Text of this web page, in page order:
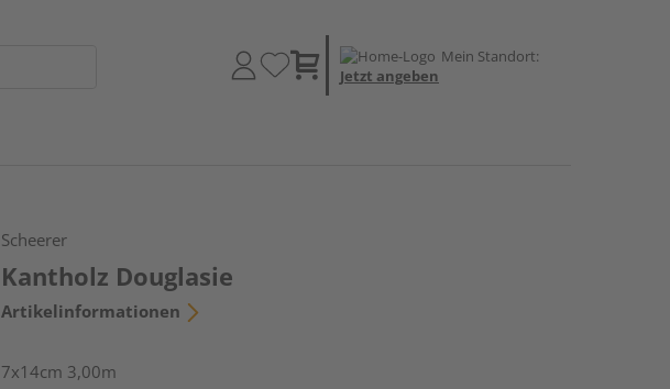
Mein Standort:
Jetzt angeben
Scheerer
Kantholz Douglasie
Artikelinformationen
7x14cm 3,00m